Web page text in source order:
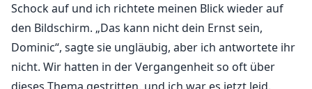
Schock auf und ich richtete meinen Blick wieder auf
den Bildschirm. „Das kann nicht dein Ernst sein,
Dominic“, sagte sie ungläubig, aber ich antwortete ihr
nicht. Wir hatten in der Vergangenheit so oft über